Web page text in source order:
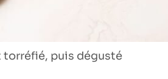
torréfié, puis dégusté